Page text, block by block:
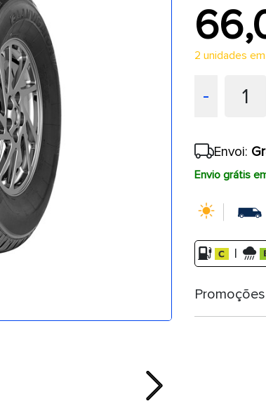
Next
2 unidades
- 1
Envoi:
Envio grátis
|